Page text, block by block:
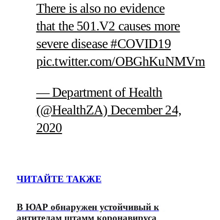
There is also no evidence
that the 501.V2 causes more
severe disease #COVID19
pic.twitter.com/OBGhKuNMVm
— Department of Health
(@HealthZA) December 24,
2020
ЧИТАЙТЕ ТАКЖЕ
В ЮАР обнаружен устойчивый к
антителам штамм коронавируса